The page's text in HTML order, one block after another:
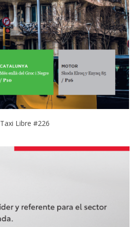
Taxi Libre #226